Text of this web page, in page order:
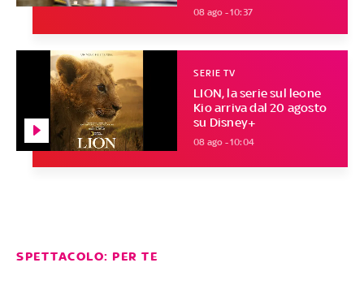
08 ago - 10:37
LION, la serie sul leone
Kio arriva dal 20 agosto
su Disney+
SERIE TV
08 ago - 10:04
SPETTACOLO: PER TE